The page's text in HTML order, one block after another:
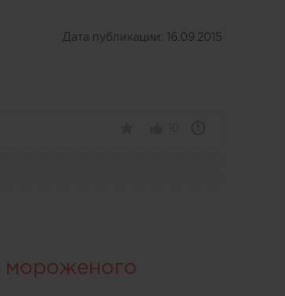
Дата публикации: 16.09.2015
мороженого